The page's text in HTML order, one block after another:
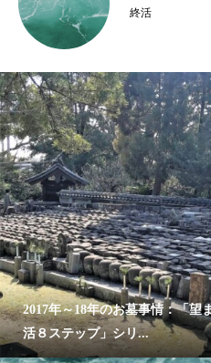
終活
2017年～18年のお墓事情：「望
活８ステップ」シリ...